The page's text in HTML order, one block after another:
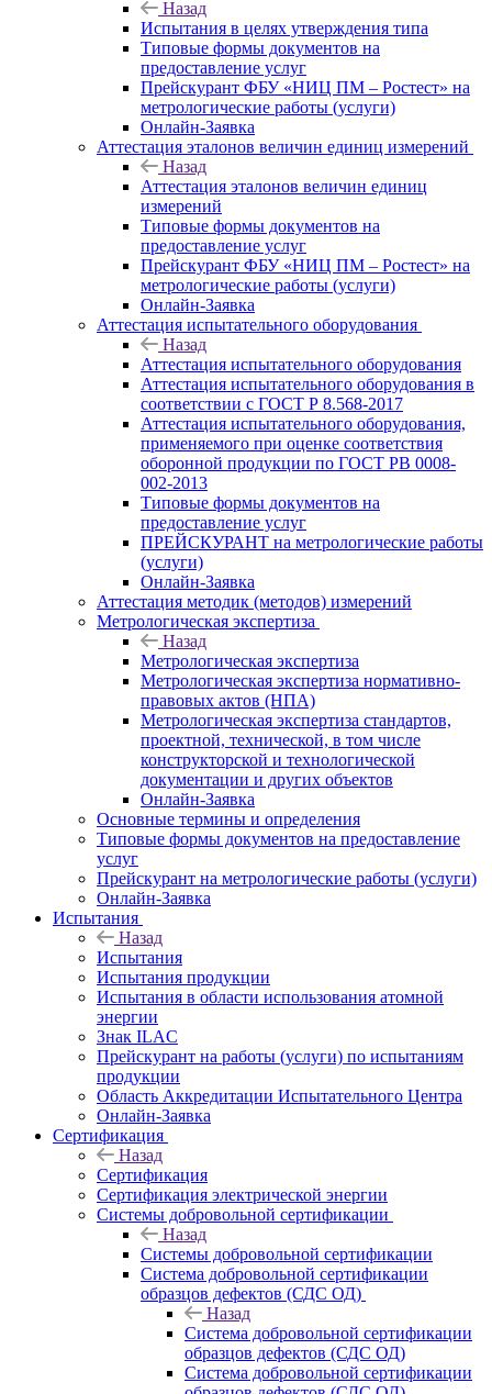
Назад
Испытания в целях утверждения типа
Типовые формы документов на
предоставление услуг
Прейскурант ФБУ «НИЦ ПМ – Ростест» на
метрологические работы (услуги)
Онлайн-Заявка
Аттестация эталонов величин единиц измерений
Назад
Аттестация эталонов величин единиц
измерений
Типовые формы документов на
предоставление услуг
Прейскурант ФБУ «НИЦ ПМ – Ростест» на
метрологические работы (услуги)
Онлайн-Заявка
Аттестация испытательного оборудования
Назад
Аттестация испытательного оборудования
Аттестация испытательного оборудования в
соответствии с ГОСТ Р 8.568-2017
Аттестация испытательного оборудования,
применяемого при оценке соответствия
оборонной продукции по ГОСТ РВ 0008-
002-2013
Типовые формы документов на
предоставление услуг
ПРЕЙСКУРАНТ на метрологические работы
(услуги)
Онлайн-Заявка
Аттестация методик (методов) измерений
Метрологическая экспертиза
Назад
Метрологическая экспертиза
Метрологическая экспертиза нормативно-
правовых актов (НПА)
Метрологическая экспертиза стандартов,
проектной, технической, в том числе
конструкторской и технологической
документации и других объектов
Онлайн-Заявка
Основные термины и определения
Типовые формы документов на предоставление
услуг
Прейскурант на метрологические работы (услуги)
Онлайн-Заявка
Испытания
Назад
Испытания
Испытания продукции
Испытания в области использования атомной
энергии
Знак ILAC
Прейскурант на работы (услуги) по испытаниям
продукции
Область Аккредитации Испытательного Центра
Онлайн-Заявка
Сертификация
Назад
Сертификация
Сертификация электрической энергии
Системы добровольной сертификации
Назад
Системы добровольной сертификации
Система добровольной сертификации
образцов дефектов (СДС ОД)
Назад
Система добровольной сертификации
образцов дефектов (СДС ОД)
Система добровольной сертификации